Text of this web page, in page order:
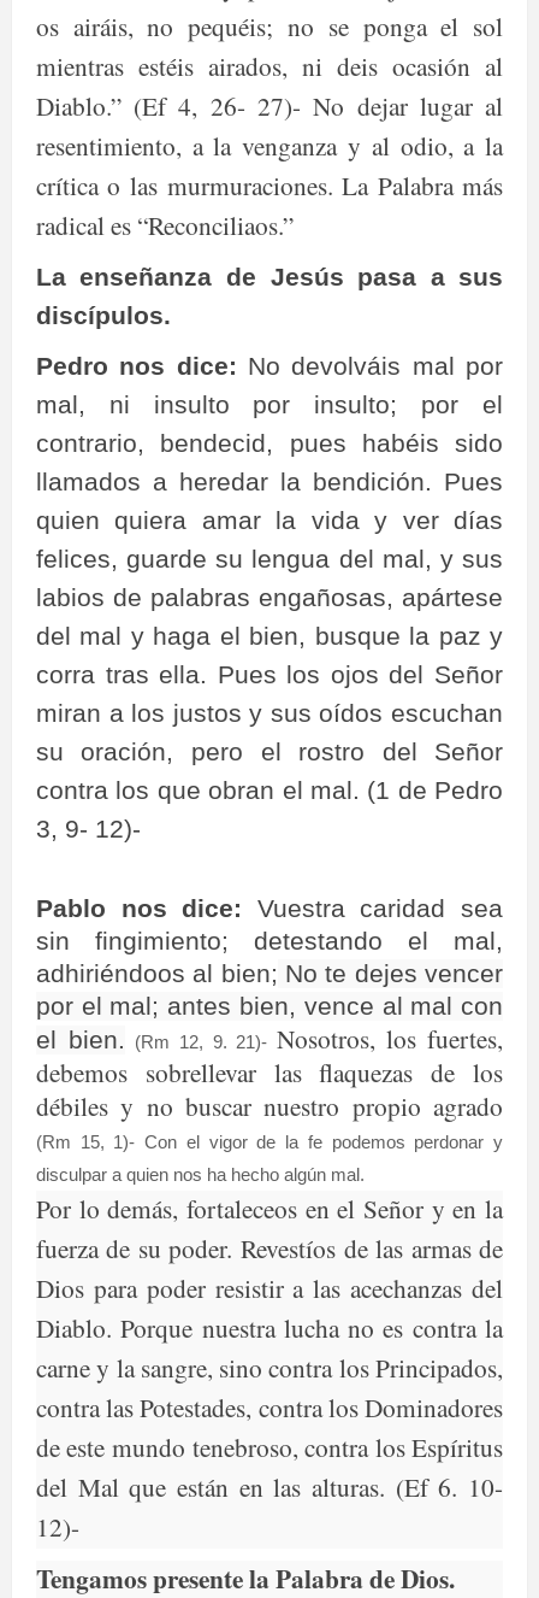
os airáis, no pequéis; no se ponga el sol
mientras estéis airados, ni deis ocasión al
Diablo.” (Ef 4, 26- 27)- No dejar lugar al
resentimiento, a la venganza y al odio, a la
crítica o las murmuraciones. La Palabra más
radical es “Reconciliaos.”
La enseñanza de Jesús pasa a sus
discípulos.
Pedro nos dice: No devolváis mal por
mal, ni insulto por insulto; por el
contrario, bendecid, pues habéis sido
llamados a heredar la bendición. Pues
quien quiera amar la vida y ver días
felices, guarde su lengua del mal, y sus
labios de palabras engañosas, apártese
del mal y haga el bien, busque la paz y
corra tras ella. Pues los ojos del Señor
miran a los justos y sus oídos escuchan
su oración, pero el rostro del Señor
contra los que obran el mal. (1 de Pedro
3, 9- 12)-
Pablo nos dice: Vuestra caridad sea
sin fingimiento; detestando el mal,
adhiriéndoos al bien; No te dejes vencer
por el mal; antes bien, vence al mal con
el bien.
(Rm 12, 9. 21)- Nosotros, los fuertes,
debemos sobrellevar las flaquezas de los
débiles y no buscar nuestro propio agrado
(Rm 15, 1)- Con el vigor de la fe podemos perdonar y
disculpar a quien nos ha hecho algún mal.
Por lo demás, fortaleceos en el Señor y en la
fuerza de su poder. Revestíos de las armas de
Dios para poder resistir a las acechanzas del
Diablo. Porque nuestra lucha no es contra la
carne y la sangre, sino contra los Principados,
contra las Potestades, contra los Dominadores
de este mundo tenebroso, contra los Espíritus
del Mal que están en las alturas. (Ef 6. 10-
12)-
Tengamos presente la Palabra de Dios.